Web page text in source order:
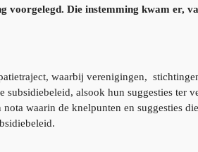
voorgelegd. Die instemming kwam er,
waarbij verenigingen,
alsook hun suggesties ter
waarin de knelpunten en suggesties